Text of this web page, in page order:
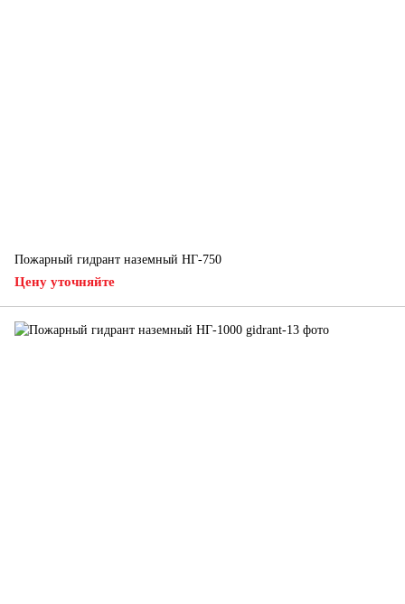
Пожарный гидрант наземный НГ-750
Цену уточняйте